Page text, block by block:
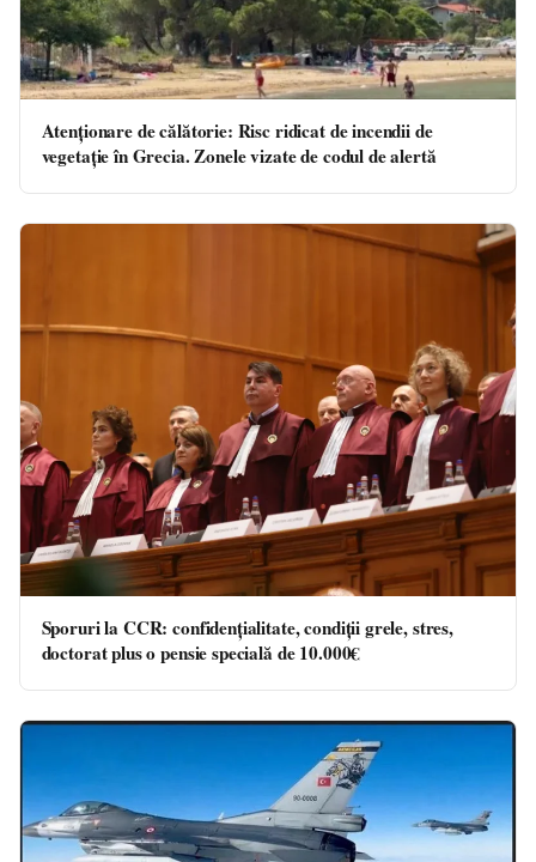
Atenționare de călătorie: Risc ridicat de incendii de
vegetație în Grecia. Zonele vizate de codul de alertă
Sporuri la CCR: confidențialitate, condiții grele, stres,
doctorat plus o pensie specială de 10.000€